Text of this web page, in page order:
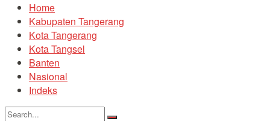
Home
Kabupaten Tangerang
Kota Tangerang
Kota Tangsel
Banten
Nasional
Indeks